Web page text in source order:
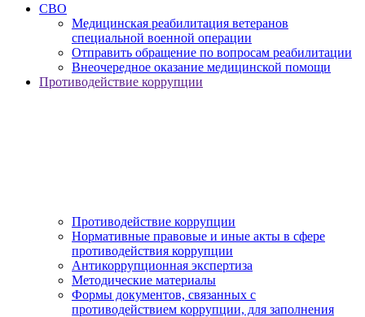
СВО
Медицинская реабилитация ветеранов
специальной военной операции
Отправить обращение по вопросам реабилитации
Внеочередное оказание медицинской помощи
Противодействие коррупции
Противодействие коррупции
Нормативные правовые и иные акты в сфере
противодействия коррупции
Антикоррупционная экспертиза
Методические материалы
Формы документов, связанных с
противодействием коррупции, для заполнения